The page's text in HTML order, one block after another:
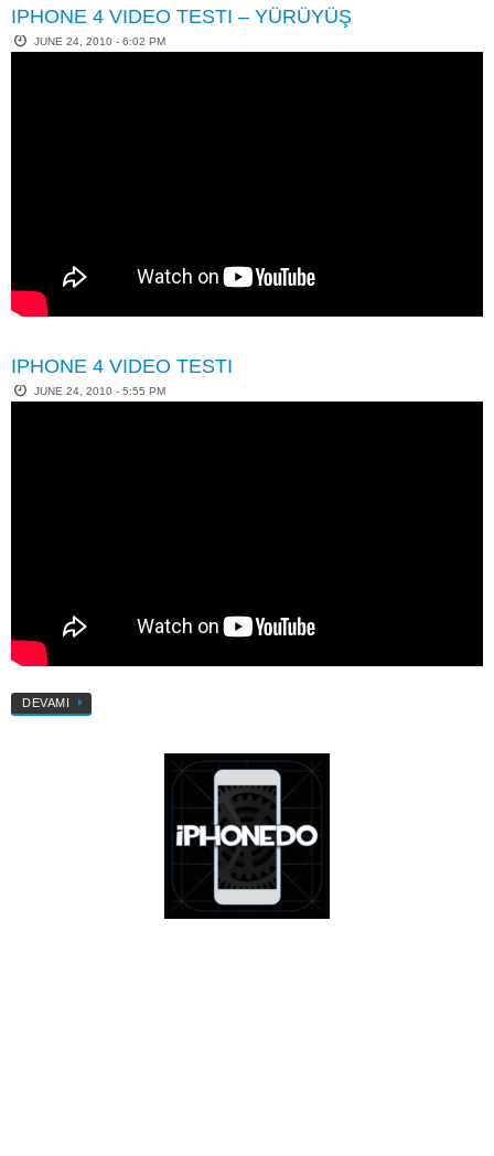
IPHONE 4 VIDEO TESTI – YÜRÜYÜŞ
JUNE 24, 2010 - 6:02 PM
IPHONE 4 VIDEO TESTI
JUNE 24, 2010 - 5:55 PM
DEVAMI